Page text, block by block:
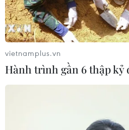
vietnamplus.vn
Hành trình gần 6 thập kỷ